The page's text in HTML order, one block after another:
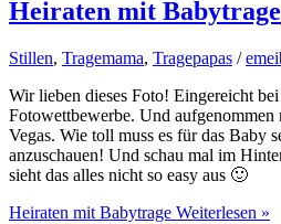
Heiraten mit Babytrage
Stillen, Tragemama, Tragepapas /
Wir lieben dieses Foto! Eingereicht
Fotowettbewerbe. Und
Vegas. Wie toll muss es für das Baby
anzuschauen! Und schau mal im
sieht das alles nicht so easy aus 🙂
Heiraten mit Babytrage Weiterlesen »